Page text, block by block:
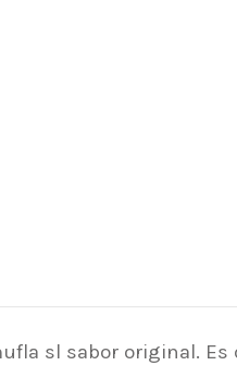
sl sabor original. Es